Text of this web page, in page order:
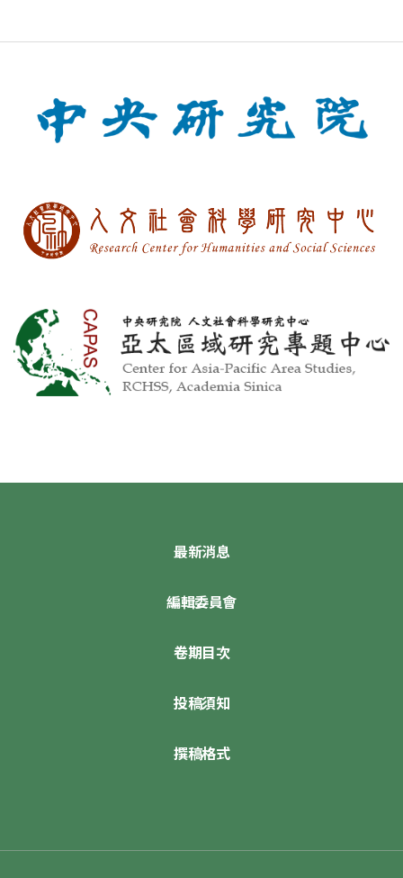
最新消息
編輯委員會
卷期目次
投稿須知
撰稿格式